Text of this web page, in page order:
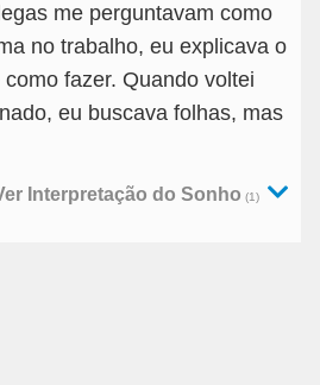
me perguntavam como
no trabalho, eu explicava o
fazer. Quando voltei
eu buscava folhas, mas
Interpretação do Sonho (1)